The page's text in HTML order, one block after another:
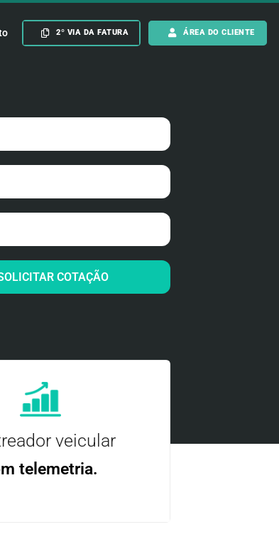
2º VIA DA FATURA ÁREA DO CLIENTE
COTAÇÃO
veicular
telemetria.